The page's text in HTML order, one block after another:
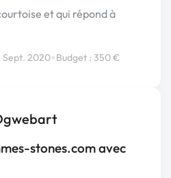
et qui répond à
Sept. 2020•Budget : 350 €
stones.com avec